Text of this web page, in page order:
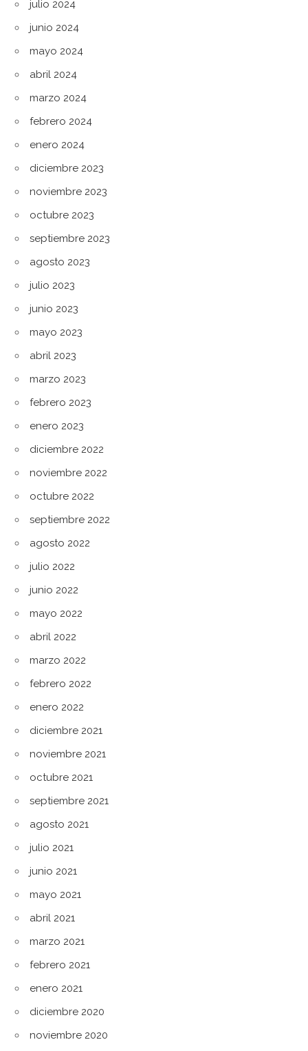
julio 2024
junio 2024
mayo 2024
abril 2024
marzo 2024
febrero 2024
enero 2024
diciembre 2023
noviembre 2023
octubre 2023
septiembre 2023
agosto 2023
julio 2023
junio 2023
mayo 2023
abril 2023
marzo 2023
febrero 2023
enero 2023
diciembre 2022
noviembre 2022
octubre 2022
septiembre 2022
agosto 2022
julio 2022
junio 2022
mayo 2022
abril 2022
marzo 2022
febrero 2022
enero 2022
diciembre 2021
noviembre 2021
octubre 2021
septiembre 2021
agosto 2021
julio 2021
junio 2021
mayo 2021
abril 2021
marzo 2021
febrero 2021
enero 2021
diciembre 2020
noviembre 2020